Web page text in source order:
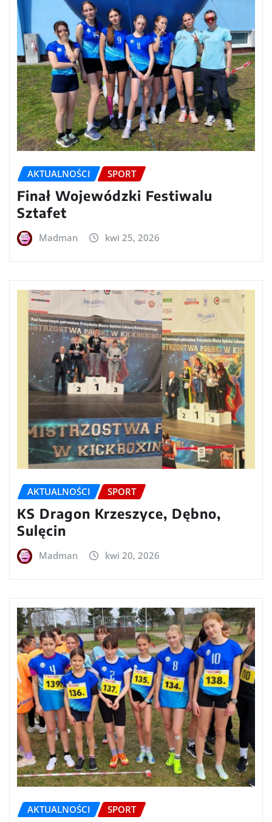
AKTUALNOŚCI SPORT
Finał Wojewódzki Festiwalu
Sztafet
Madman kwi 25, 2026
AKTUALNOŚCI SPORT
KS Dragon Krzeszyce, Dębno,
Sulęcin
Madman kwi 20, 2026
AKTUALNOŚCI SPORT